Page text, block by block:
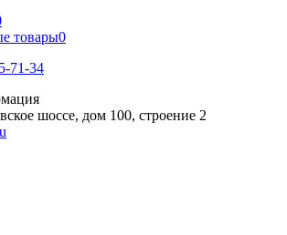
товары0
71-34
шоссе, дом 100, строение 2